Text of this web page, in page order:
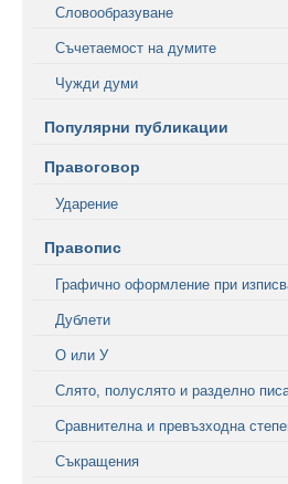
Словообразуване
Съчетаемост на думите
Чужди думи
Популярни публикации
Правоговор
Ударение
Правопис
Графично оформление при
Дублети
О или У
Слято, полуслято и разделно
Сравнителна и превъзходна
Съкращения